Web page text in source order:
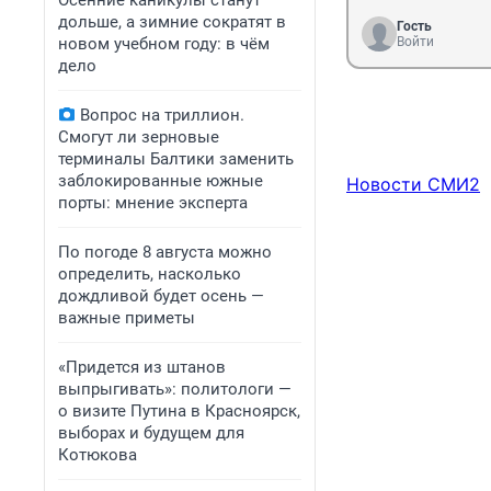
дольше, а зимние сократят в
новом учебном году: в чём
дело
Вопрос на триллион.
Смогут ли зерновые
терминалы Балтики заменить
заблокированные южные
порты: мнение эксперта
По погоде 8 августа можно
определить, насколько
дождливой будет осень —
важные приметы
«Придется из штанов
выпрыгивать»: политологи —
о визите Путина в Красноярск,
выборах и будущем для
Котюкова
Гость
Войти
Новости СМИ2